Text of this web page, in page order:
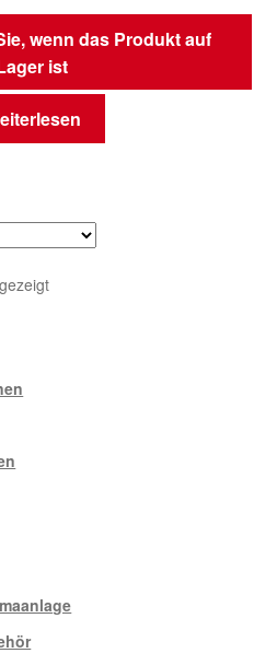
wenn das Produkt auf
ist